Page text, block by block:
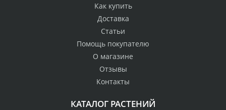
Как купить
Доставка
Статьи
Помощь покупателю
О магазине
Отзывы
Контакты
КАТАЛОГ РАСТЕНИЙ